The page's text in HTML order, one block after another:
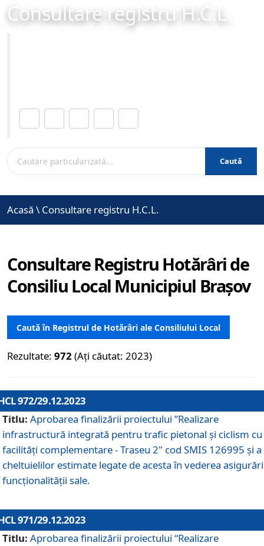
Consultare registru H.C.L.
Caută
Acasă \ Consultare registru H.C.L.
Consultare Registru Hotărâri de
Consiliu Local Municipiul Brașov
Caută în Registrul de Hotărâri ale Consiliului Local
Rezultate: 972 (Ați căutat: 2023)
972/29.12.2023
Titlu: Aprobarea finalizării proiectului ”Realizare
infrastructură integrată pentru trafic pietonal și ciclism cu
facilități complementare - Traseu 2" cod SMIS 126995 și a
cheltuielilor estimate legate de acesta în vederea
funcționalității sale.
971/29.12.2023
Titlu: Aprobarea finalizării proiectului “Realizare